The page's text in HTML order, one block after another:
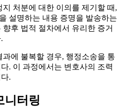
지 처분에 대한 이의를 제기할 때,
설명하는 내용 증명을 발송하는
후 법적 절차에서 유리한 증거
과에 불복할 경우, 행정소송을 통
. 이 과정에서는 변호사의 조력
.
니터링